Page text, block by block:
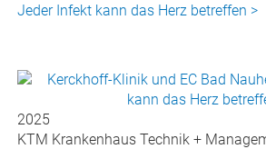
Jeder Infekt kann das Herz betreffen >
2025
KTM Krankenhaus Technik +